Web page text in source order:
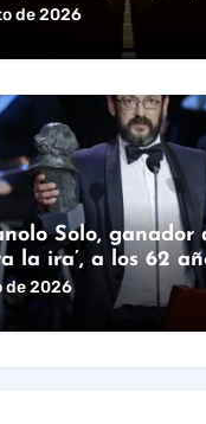
de 2026
Solo, ganador
la ira’, a los 62
de 2026